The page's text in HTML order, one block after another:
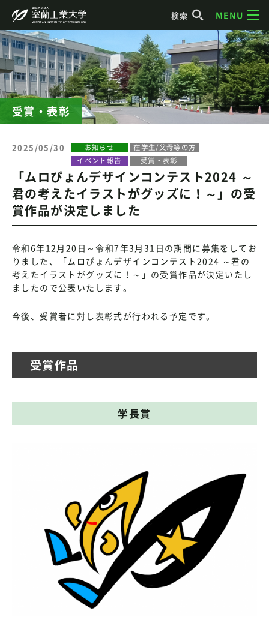
検索 MENU
受賞・表彰
2025/05/30 お知らせ
在学生/父母等の方
イベント報告
受賞・表彰
「ムロぴょんデザインコンテスト2024 ～
君の考えたイラストがグッズに！～」の受
賞作品が決定しました
令和6年12月20日～令和7年3月31日の期間に募集をしてお
りました、「ムロぴょんデザインコンテスト2024 ～君の
考えたイラストがグッズに！～」の受賞作品が決定いたし
ましたので公表いたします。
今後、受賞者に対し表彰式が行われる予定です。
受賞作品
学長賞